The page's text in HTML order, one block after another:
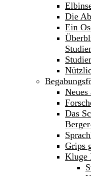
Die
Ein
Neues
Das
Grips
Kluge